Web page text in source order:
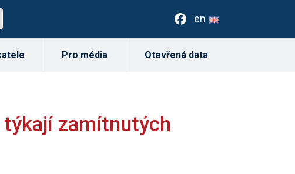
en
Pro média Otevřená data
zamítnutých